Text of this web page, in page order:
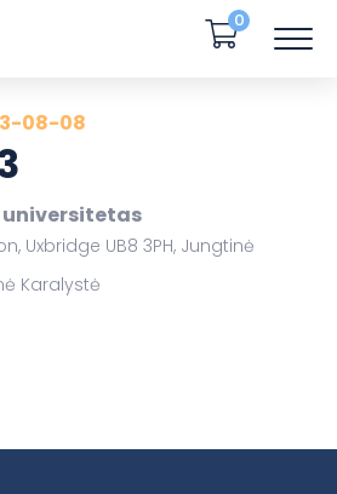
0
08-08
universitetas
Uxbridge UB8 3PH, Jungtinė
Karalystė